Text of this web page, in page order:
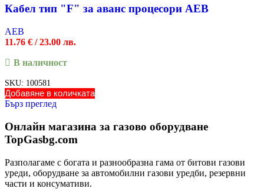
Кабел тип "F" за аванс процесори AEB
AEB
11.76 € / 23.00 лв.
В наличност
SKU: 100581
Добавяне в количката
Бърз преглед
Онлайн магазина за газово оборудване
TopGasbg.com
Разполагаме с богата и разнообразна гама от битови газови
уреди, оборудване за автомобилни газови уредби, резервни
части и консумативи.